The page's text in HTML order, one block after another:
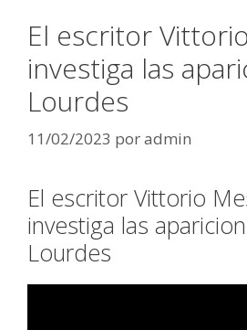
El escritor
investiga las
Lourdes
11/02/2023 poradmin
El escritor Vittorio
investiga las
Lourdes